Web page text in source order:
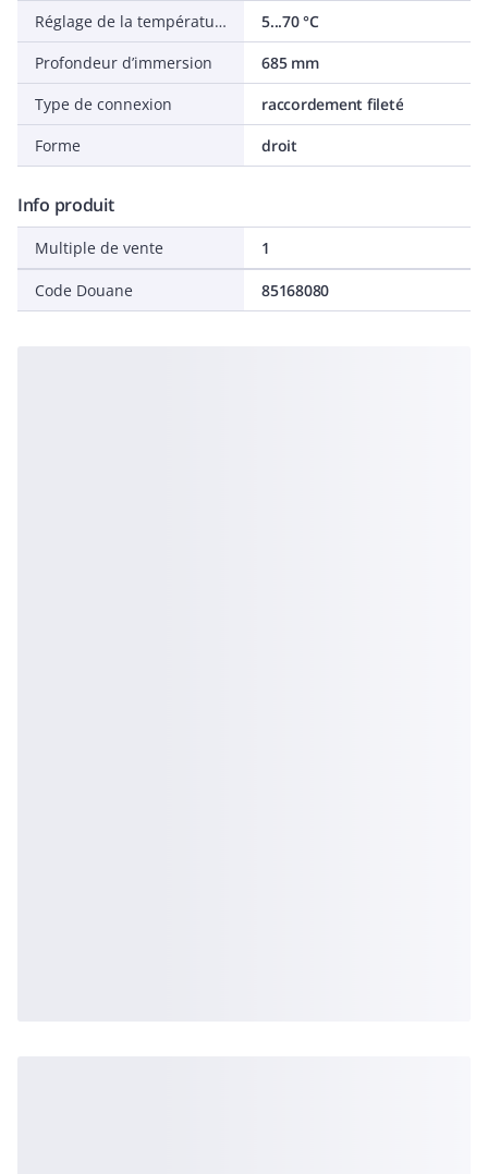
Réglage de la température
5...70 °C
Profondeur d’immersion
685 mm
Type de connexion
raccordement fileté
Forme
droit
Info produit
Multiple de vente 1
Code Douane 85168080